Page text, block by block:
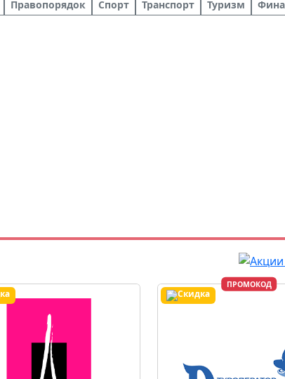
Правопорядок Спорт Транспорт Туризм
ПРОМОКОД